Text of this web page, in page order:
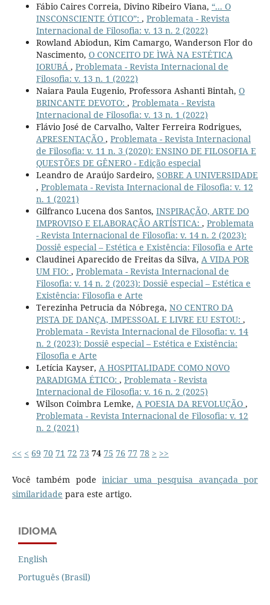
Fábio Caires Correia, Divino Ribeiro Viana, “... O
INSCONSCIENTE ÓTICO”: , Problemata - Revista
Internacional de Filosofia: v. 13 n. 2 (2022)
Rowland Abiodun, Kim Camargo, Wanderson Flor do
Nascimento, O CONCEITO DE ÌWÀ NA ESTÉTICA
IORUBÁ , Problemata - Revista Internacional de
Filosofia: v. 13 n. 1 (2022)
Naiara Paula Eugenio, Professora Ashanti Bintah, O
BRINCANTE DEVOTO: , Problemata - Revista
Internacional de Filosofia: v. 13 n. 1 (2022)
Flávio José de Carvalho, Valter Ferreira Rodrigues,
APRESENTAÇÃO , Problemata - Revista Internacional
de Filosofia: v. 11 n. 3 (2020): ENSINO DE FILOSOFIA E
QUESTÕES DE GÊNERO - Edição especial
Leandro de Araújo Sardeiro, SOBRE A UNIVERSIDADE
, Problemata - Revista Internacional de Filosofia: v. 12
n. 1 (2021)
Gilfranco Lucena dos Santos, INSPIRAÇÃO, ARTE DO
IMPROVISO E ELABORAÇÃO ARTÍSTICA: , Problemata
- Revista Internacional de Filosofia: v. 14 n. 2 (2023):
Dossiê especial – Estética e Existência: Filosofia e Arte
Claudinei Aparecido de Freitas da Silva, A VIDA POR
UM FIO: , Problemata - Revista Internacional de
Filosofia: v. 14 n. 2 (2023): Dossiê especial – Estética e
Existência: Filosofia e Arte
Terezinha Petrucia da Nóbrega, NO CENTRO DA
PISTA DE DANÇA, IMPESSOAL E LIVRE EU ESTOU: ,
Problemata - Revista Internacional de Filosofia: v. 14
n. 2 (2023): Dossiê especial – Estética e Existência:
Filosofia e Arte
Letícia Kayser, A HOSPITALIDADE COMO NOVO
PARADIGMA ÉTICO: , Problemata - Revista
Internacional de Filosofia: v. 16 n. 2 (2025)
Wilson Coimbra Lemke, A POESIA DA REVOLUÇÃO ,
Problemata - Revista Internacional de Filosofia: v. 12
n. 2 (2021)
<< < 69 70 71 72 73 74 75 76 77 78 > >>
Você também podeiniciar uma pesquisa avançada por
similaridade para este artigo.
IDIOMA
English
Português (Brasil)